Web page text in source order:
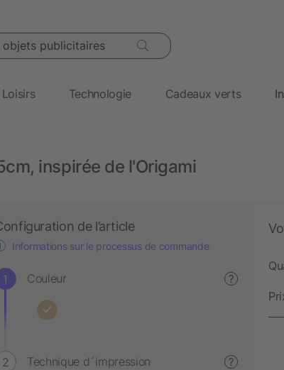
publicitaires
Loisirs Technologie Cadeaux verts
inspirée de l'Origami
de l’article
Informations sur le processus de commande
Couleur ?
Technique d´impression ?